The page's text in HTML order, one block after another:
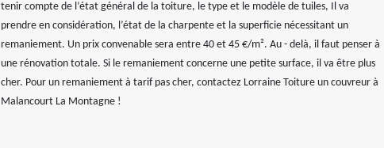
tenir compte de l’état général de la toiture, le type et le modèle de tuiles, Il va
prendre en considération, l’état de la charpente et la superficie nécessitant un
remaniement. Un prix convenable sera entre 40 et 45 €/m². Au - delà, il faut penser à
une rénovation totale. Si le remaniement concerne une petite surface, il va être plus
cher. Pour un remaniement à tarif pas cher, contactez Lorraine Toiture un couvreur à
Malancourt La Montagne !